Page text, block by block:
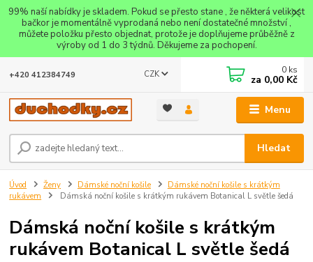
99% naší nabídky je skladem. Pokud se přesto stane , že některá velikost
bačkor je momentálně vyprodaná nebo není dostatečné množství ,
můžete položku přesto objednat, protože je doplňujeme průběžně z
výroby od 1 do 3 týdnů. Děkujeme za pochopení.
Menu
CZK
Hledat
+420 412384749 0 ks
za 0,00 Kč
Úvod Ženy Dámské noční košile
Dámské noční košile s krátkým
rukávem
Dámská noční košile s krátkým rukávem Botanical L světle šedá
Dámská noční košile s krátkým
rukávem Botanical L světle šedá